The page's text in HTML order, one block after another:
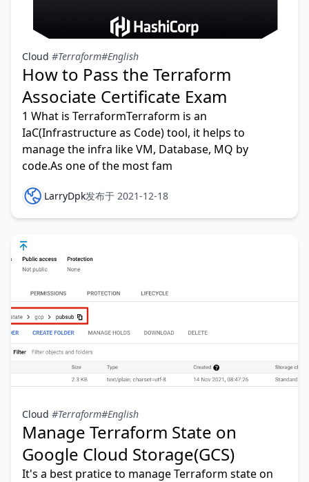
Cloud #Terraform#English
How to Pass the Terraform
Associate Certificate Exam
1 What is TerraformTerraform is an
IaC(Infrastructure as Code) tool, it helps to
manage the infra like VM, Database, MQ by
code.As one of the most fam
LarryDpk发布于 2021-12-18
Cloud #Terraform#English
Manage Terraform State on
Google Cloud Storage(GCS)
It's a best pratice to manage Terraform state on